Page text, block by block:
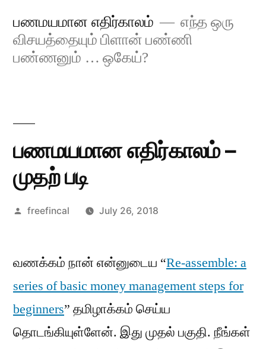
content
பணமயமான எதிர்காலம்
எந்த ஒரு
விசயத்தையும் பிளான் பண்ணி
பண்ணனும் … ஒகேய்?
பணமயமான எதிர்காலம் –
முதற் படி
Posted
freefincal July 26, 2018
வணக்கம் நான் என்னுடைய “Re-assemble: a
series of basic money management steps for
beginners” தமிழாக்கம் செய்ய
தொடங்கியுள்ளேன். இது முதல் பகுதி. நீங்கள்